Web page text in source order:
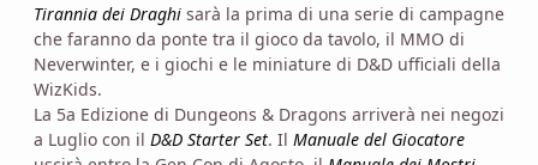
Tirannia dei Draghi sarà la prima di una serie di campagne
che faranno da ponte tra il gioco da tavolo, il MMO di
Neverwinter, e i giochi e le miniature di D&D ufficiali della
WizKids.
La 5a Edizione di Dungeons & Dragons arriverà nei negozi
a Luglio con il D&D Starter Set. Il Manuale del Giocatore